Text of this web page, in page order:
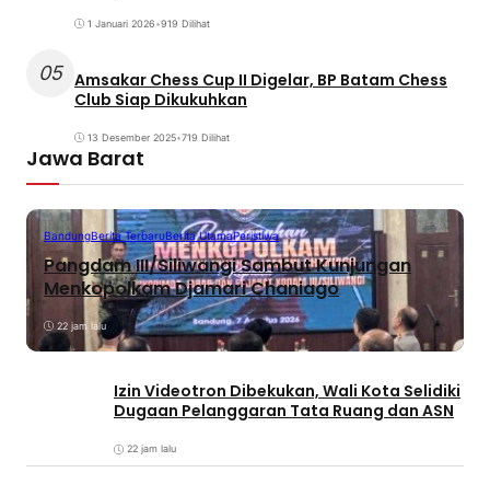
1 Januari 2026•919 Dilihat
05 Amsakar Chess Cup II Digelar, BP Batam Chess
Club Siap Dikukuhkan
13 Desember 2025•719 Dilihat
Jawa Barat
BandungBerita TerbaruBerita UtamaPeristiwa
Pangdam III/Siliwangi Sambut Kunjungan
Menkopolkam Djamari Chaniago
22 jam lalu
Izin Videotron Dibekukan, Wali Kota Selidiki
Dugaan Pelanggaran Tata Ruang dan ASN
22 jam lalu